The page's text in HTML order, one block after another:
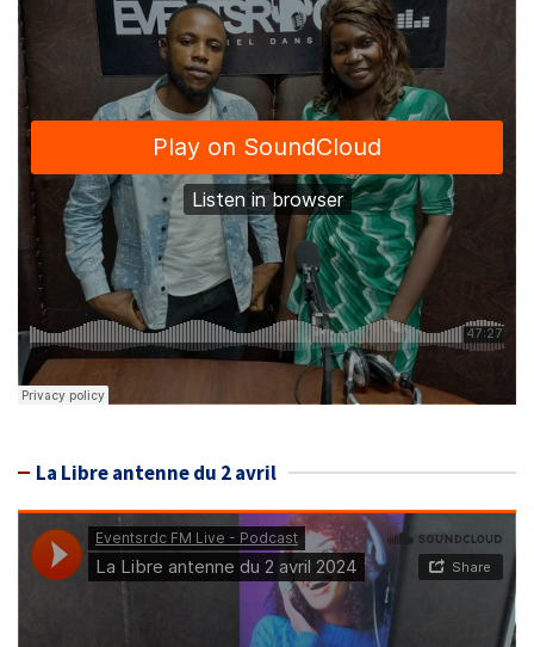
La Libre antenne du 2 avril